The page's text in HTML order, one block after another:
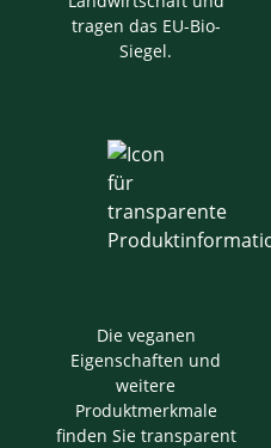
tragen das EU-Bio-
Siegel.
Die veganen
Eigenschaften und
weitere
Produktmerkmale
finden Sie transparent